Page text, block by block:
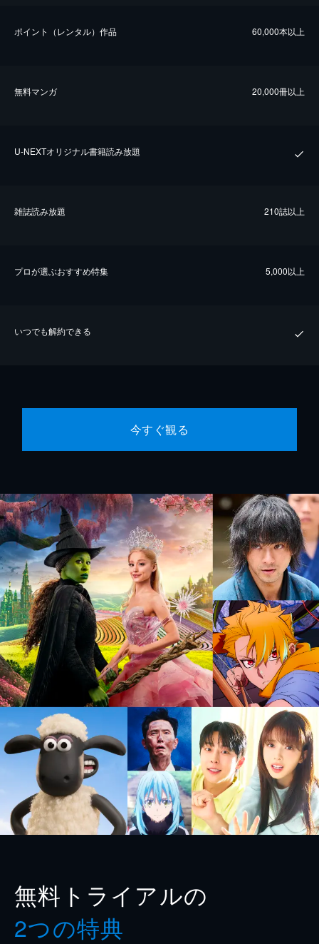
ポイント（レンタル）作品 60,000本以上
無料マンガ 20,000冊以上
U-NEXTオリジナル書籍読み放題
雑誌読み放題 210誌以上
プロが選ぶおすすめ特集 5,000以上
いつでも解約できる
今すぐ観る
無料トライアルの
2つの特典